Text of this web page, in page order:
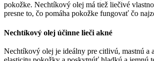
pokožke. Nechtíkový olej má tiež liečivé
presne to, čo pomáha pokožke fungovať čo
Nechtíkový olej účinne lieči akné
Nechtíkový olej je ideálny pre citlivú, mastnú